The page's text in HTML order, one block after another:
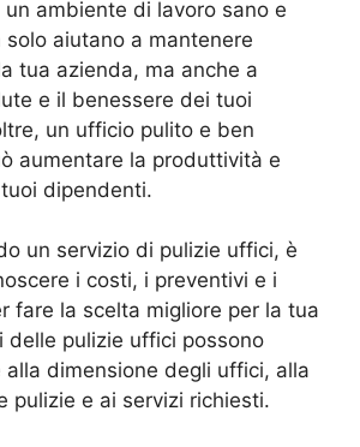
ambiente di lavoro sano e
solo aiutano a mantenere
tua azienda, ma anche a
e il benessere dei tuoi
un ufficio pulito e ben
aumentare la produttività e
dipendenti.
un servizio di pulizie uffici, è
i costi, i preventivi e i
fare la scelta migliore per la tua
delle pulizie uffici possono
alla dimensione degli uffici, alla
pulizie e ai servizi richiesti.